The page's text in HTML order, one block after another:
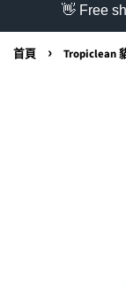
👋 Free
首頁 › Tropiclean